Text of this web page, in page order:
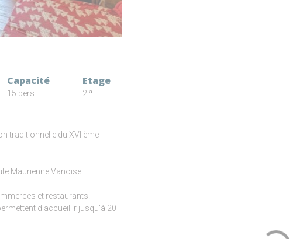
Capacité
15 pers.
Etage
2.ª
traditionnelle du XVIIème
Maurienne Vanoise.
et restaurants.
d'accueillir jusqu'à 20